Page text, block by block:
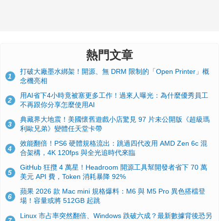
熱門文章
1
打破大廠墨水綁架！開源、無 DRM 限制的「Open Printer」概
念機亮相
2
用AI省下4小時竟被塞更多工作！過來人曝光：為什麼優秀員工
不再跟你分享怎麼使用AI
3
典藏界大地震！美國懷舊遊戲小店驚見 97 片未公開版《超級瑪
利歐兄弟》變體任天堂卡帶
4
效能翻倍！PS6 硬體規格流出：跳過四代改用 AMD Zen 6c 混
合架構，4K 120fps 與全光追時代來臨
5
GitHub 狂攬 4 萬星！Headroom 開源工具幫開發者省下 70 萬
美元 API 費，Token 消耗暴降 92%
6
蘋果 2026 款 Mac mini 規格爆料：M6 與 M5 Pro 異色搭檔登
場！容量或將 512GB 起跳
Linux 市占率突然翻倍、Windows 跌破六成？最新數據背後恐另